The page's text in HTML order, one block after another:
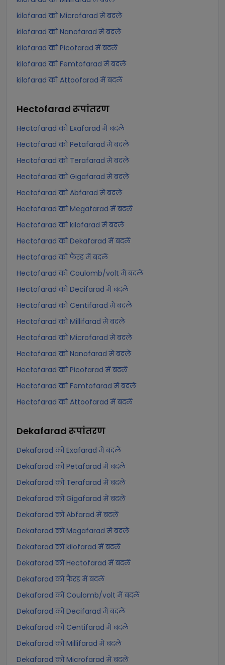
kilofarad को Microfarad में बदलें
kilofarad को Nanofarad में बदलें
kilofarad को Picofarad में बदलें
kilofarad को Femtofarad में बदलें
kilofarad को Attoofarad में बदलें
Hectofarad रूपांतरण
Hectofarad को Exafarad में बदलें
Hectofarad को Petafarad में बदलें
Hectofarad को Terafarad में बदलें
Hectofarad को Gigafarad में बदलें
Hectofarad को Abfarad में बदलें
Hectofarad को Megafarad में बदलें
Hectofarad को kilofarad में बदलें
Hectofarad को Dekafarad में बदलें
Hectofarad को फैरड में बदलें
Hectofarad को Coulomb/volt में बदलें
Hectofarad को Decifarad में बदलें
Hectofarad को Centifarad में बदलें
Hectofarad को Millifarad में बदलें
Hectofarad को Microfarad में बदलें
Hectofarad को Nanofarad में बदलें
Hectofarad को Picofarad में बदलें
Hectofarad को Femtofarad में बदलें
Hectofarad को Attoofarad में बदलें
Dekafarad रूपांतरण
Dekafarad को Exafarad में बदलें
Dekafarad को Petafarad में बदलें
Dekafarad को Terafarad में बदलें
Dekafarad को Gigafarad में बदलें
Dekafarad को Abfarad में बदलें
Dekafarad को Megafarad में बदलें
Dekafarad को kilofarad में बदलें
Dekafarad को Hectofarad में बदलें
Dekafarad को फैरड में बदलें
Dekafarad को Coulomb/volt में बदलें
Dekafarad को Decifarad में बदलें
Dekafarad को Centifarad में बदलें
Dekafarad को Millifarad में बदलें
Dekafarad को Microfarad में बदलें